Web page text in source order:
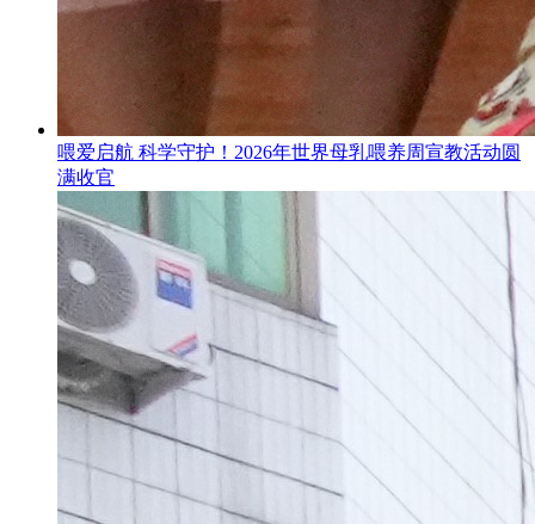
喂爱启航 科学守护！2026年世界母乳喂养周宣教活动圆
满收官